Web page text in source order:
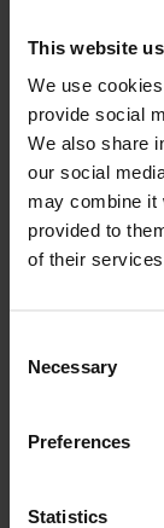
This website
We use
provide social
We also share
our social
may combine it
provided to
of their
Selection
Necessary
Preferences
Statistics